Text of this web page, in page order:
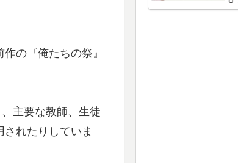
の『俺たちの祭』
主要な教師、生徒
れたりしていま